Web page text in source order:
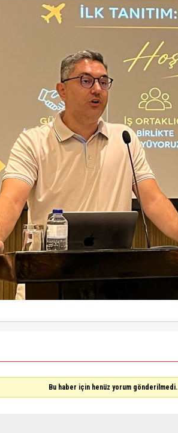
Bu haber için henüz yorum gönderilmedi.